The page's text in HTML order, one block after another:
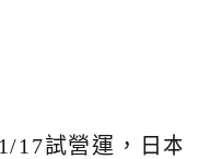
17試營運，日